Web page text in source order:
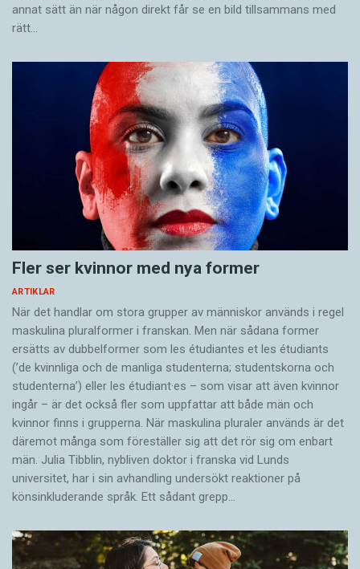
tämligen lite om ordförråd och grammatik. Han
noterar att det bara finns fem längre inskrifter,
– Det är inte mycket att arbeta med om man
vill bygga upp en karisk grammatik och ett
kariskt ordförråd. Vad vi behöver är nya fynd av
längre tvåspråkiga texter. För att språkgåtan
ska kunna lösas krävs antagligen nya stora
utgrävningskampanjer på flera platser i Karien,
säger Pontus Hellström.
Samtidigt konstaterar han att mycket har
uppnåtts sedan den där sommaren då han för
första gången vandrade genom skogen upp till
Labranda.
– De stora framsteg som har gjorts under de
två senaste decennierna har varit oerhört
viktiga. Nu kan vi läsa det kariska alfabetet och
förstå några av språkets hemligheter.
I sommar forsätter de svenska utgrävningarna i
Labranda, och förhoppningsvis hittar man något
annat sätt än när någon direkt får se en bild tillsammans med
rätt…
Fler ser kvinnor med nya former
ARTIKLAR
När det handlar om stora grupper av människor används i regel
maskulina pluralformer i franskan. Men när sådana ­former
ersätts av dubbel­former som les étudiantes et les étudiants
(’de kvinnliga och de manliga studenterna; studentskorna och
studenterna’) eller les étudiant·es – som visar att även kvinnor
ingår – är det också fler som uppfattar att både män och
kvinnor finns i grupperna. När maskulina pluraler används är det
där­emot många som föreställer sig att det rör sig om enbart
män. Julia Tibblin, nybliven doktor i franska vid Lunds
universitet, har i sin avhandling undersökt reaktioner på
könsinkluderande språk. Ett sådant grepp…